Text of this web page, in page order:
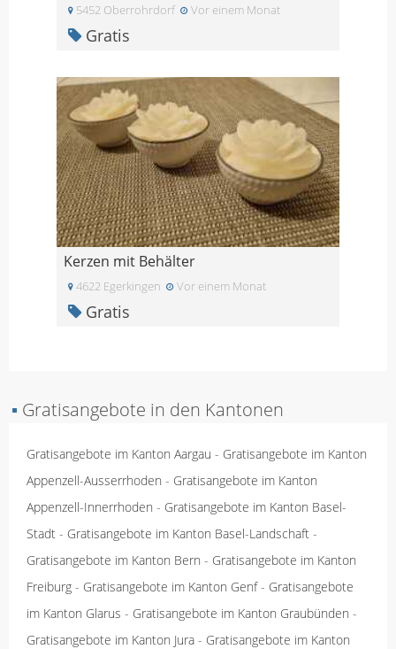
5452 Oberrohrdorf Vor einem Monat
Gratis
Kerzen mit Behälter
4622 Egerkingen Vor einem Monat
Gratis
▪ Gratisangebote in den Kantonen
Gratisangebote im Kanton Aargau - Gratisangebote im Kanton
Appenzell-Ausserrhoden - Gratisangebote im Kanton
Appenzell-Innerrhoden - Gratisangebote im Kanton Basel-
Stadt - Gratisangebote im Kanton Basel-Landschaft -
Gratisangebote im Kanton Bern - Gratisangebote im Kanton
Freiburg - Gratisangebote im Kanton Genf- Gratisangebote
im Kanton Glarus - Gratisangebote im Kanton Graubünden -
Gratisangebote im Kanton Jura - Gratisangebote im Kanton